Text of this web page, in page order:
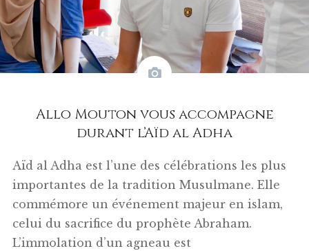
Allo Mouton vous accompagne
durant l’Aïd al Adha
Aïd al Adha est l’une des célébrations les plus
importantes de la tradition Musulmane. Elle
commémore un événement majeur en islam,
celui du sacrifice du prophète Abraham.
L’immolation d’un agneau est